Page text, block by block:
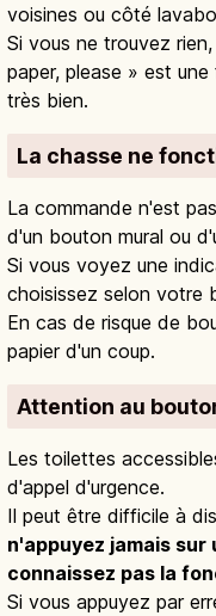
voisines ou côté
Si vous ne trouvez
paper, please » est
très bien.
La chasse ne
La commande n'est
d'un bouton mural ou
Si vous voyez une
choisissez selon votre
En cas de risque de
papier d'un coup.
Attention au
Les toilettes
d'appel d'urgence.
Il peut être difficile à
n'appuyez jamais sur
connaissez pas la
Si vous appuyez par